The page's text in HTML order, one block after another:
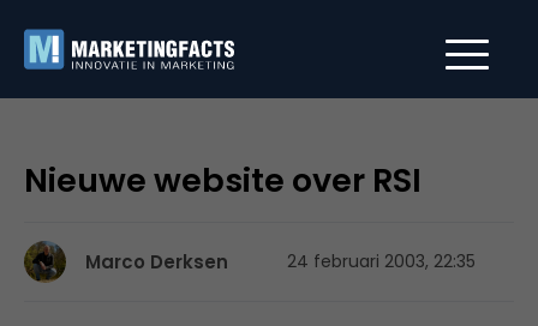
Nieuwe website over RSI
Marco Derksen 24 februari 2003, 22:35